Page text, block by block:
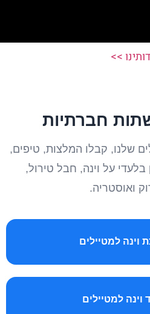
>>
חברתיות
שלנו, קבלו המלצות, טיפים,
בלעדי על וינה, חבל טירול,
ואוסטריה.